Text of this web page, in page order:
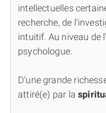
intellectuelles
recherche, de
intuitif. Au niveau de
psychologue.
D'une grande
attiré(e) par la